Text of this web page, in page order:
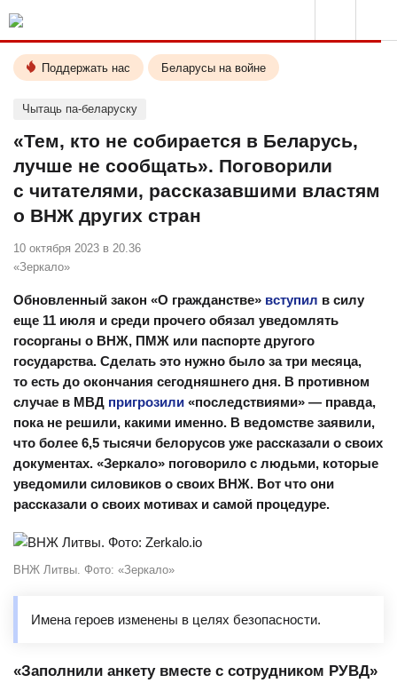
Поддержать нас Беларусы на войне
Чытаць па-беларуску
«Тем, кто не собирается в Беларусь,
лучше не сообщать». Поговорили
с читателями, рассказавшими властям
о ВНЖ других стран
10 октября 2023 в 20.36
«Зеркало»
Обновленный закон «О гражданстве» вступил в силу
еще 11 июля и среди прочего обязал уведомлять
госорганы о ВНЖ, ПМЖ или паспорте другого
государства. Сделать это нужно было за три месяца,
то есть до окончания сегодняшнего дня. В противном
случае в МВД пригрозили «последствиями» — правда,
пока не решили, какими именно. В ведомстве заявили,
что более 6,5 тысячи белорусов уже рассказали о своих
документах. «Зеркало» поговорило с людьми, которые
уведомили силовиков о своих ВНЖ. Вот что они
рассказали о своих мотивах и самой процедуре.
ВНЖ Литвы. Фото: «Зеркало»
Имена героев изменены в целях безопасности.
«Заполнили анкету вместе с сотрудником РУВД»